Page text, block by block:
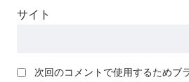
サイト
次回のコメントで使用するためブ